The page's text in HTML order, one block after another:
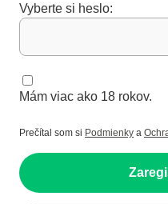
Vyberte si heslo:
Mám viac ako 18 rokov.
Prečítal som si Podmienky a